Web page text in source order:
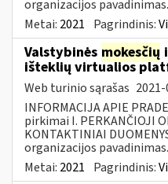
organizacijos
Metai: 2021 Pagrindinis:
Valstybinės mokesčių
išteklių virtualios
Web turinio sąrašas
INFORMACIJA APIE
pirkimai I. PERKANČIOJI
KONTAKTINIAI
organizacijos
Metai: 2021 Pagrindinis: